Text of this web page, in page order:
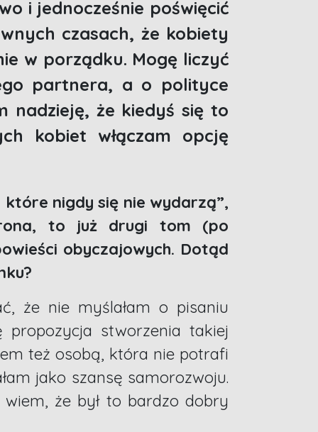
i jednocześnie poświęcić
czasach, że kobiety
w porządku. Mogę liczyć
partnera, a o polityce
nadzieję, że kiedyś się to
kobiet włączam opcję
nigdy się nie wydarzą”,
to już drugi tom (po
obyczajowych. Dotąd
że nie myślałam o pisaniu
propozycja stworzenia takiej
też osobą, która nie potrafi
jako szansę samorozwoju.
że był to bardzo dobry